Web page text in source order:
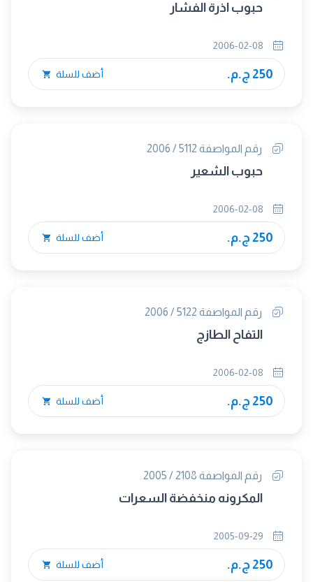
حبوب اذرة الفشار
250 ج.م. أضف للسلة
رقم المواصفة 5112 / 2006
حبوب الشعير
250 ج.م. أضف للسلة
رقم المواصفة 5122 / 2006
التفاح الطازج
250 ج.م. أضف للسلة
رقم المواصفة 2108 / 2005
المكرونه منخفضة السعرات
250 ج.م. أضف للسلة